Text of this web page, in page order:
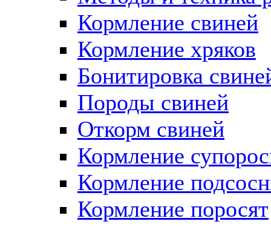
Кормление свиней
Кормление хряков
Бонитировка
Породы свиней
Откорм свиней
Кормление
Кормление
Кормление поросят